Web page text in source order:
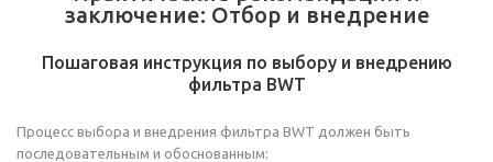
заключение: Отбор и внедрение
Пошаговая инструкция по выбору и внедрению
фильтра BWT
Процесс выбора и внедрения фильтра BWT должен быть
последовательным и обоснованным: